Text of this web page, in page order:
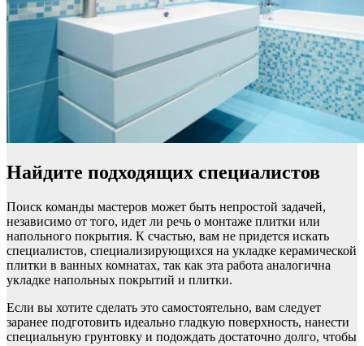
Найдите подходящих специалистов
Поиск команды мастеров может быть непростой задачей,
независимо от того, идет ли речь о монтаже плитки или
напольного покрытия. К счастью, вам не придется искать
специалистов, специализирующихся на укладке керамической
плитки в ванных комнатах, так как эта работа аналогична
укладке напольных покрытий и плитки.
Если вы хотите сделать это самостоятельно, вам следует
заранее подготовить идеально гладкую поверхность, нанести
специальную грунтовку и подождать достаточно долго, чтобы